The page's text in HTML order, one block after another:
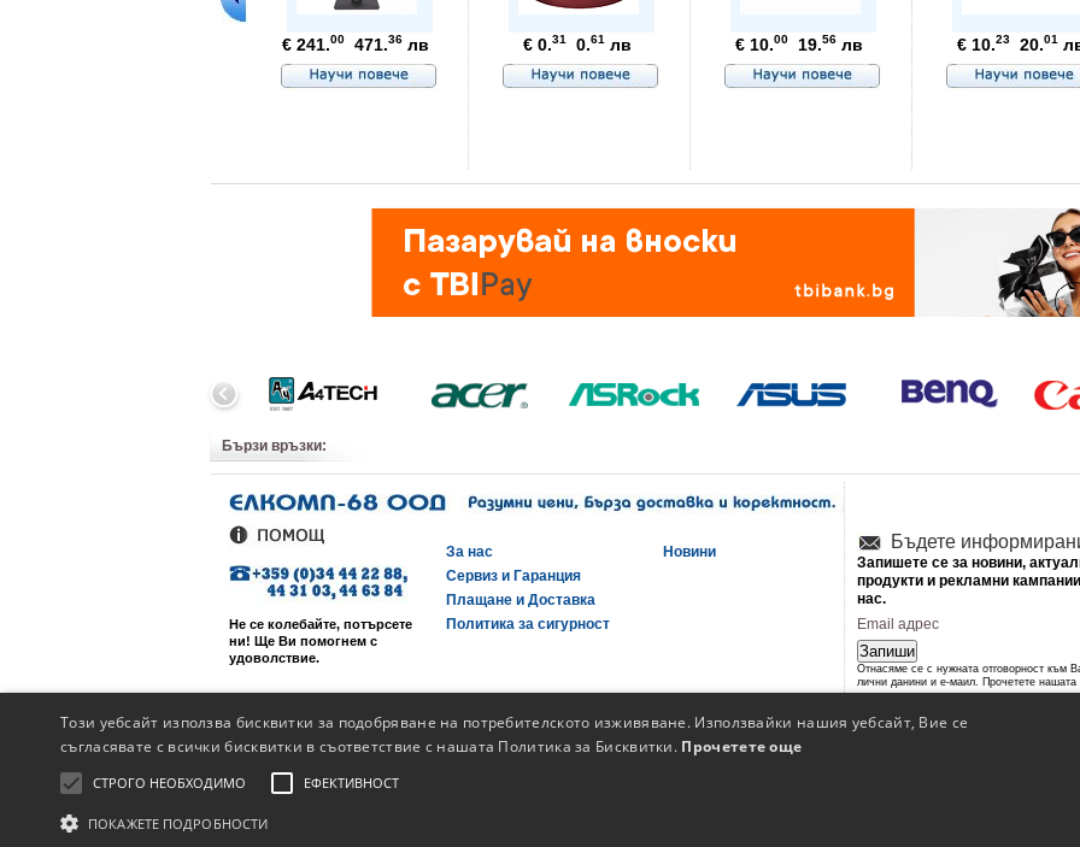
€ 241.00 471.36 лв € 0.31 0.61 лв € 10.00 19.56 лв € 10.23 20.01
Бързи връзки:
Не се колебайте, потърсете
ни! Ще Ви помогнем с
удоволствие.
За нас
Сервиз и Гаранция
Плащане и Доставка
Политика за сигурност
Новини Бъдете
Запишете се за новини,
продукти и рекламни
нас.
Запиши
Отнасяме се с нужната отговорност към
лични данини и е-маил. Прочетете нашата
политика за сигурност.
Този уебсайт използва бисквитки за подобряване на потребителското изживяване. Използвайки нашия уебсайт, Вие се
съгласявате с всички бисквитки в съответствие с нашата Политика за Бисквитки. Прочетете още
СТРОГО НЕОБХОДИМО ЕФЕКТИВНОСТ
ПОКАЖЕТЕ ПОДРОБНОСТИ